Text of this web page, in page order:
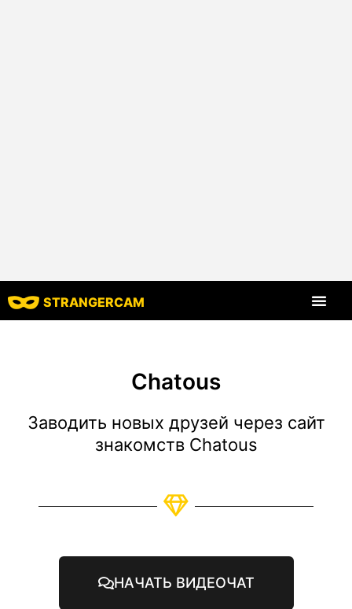
STRANGERCAM
Chatous
Заводить новых друзей через сайт
знакомств Chatous
НАЧАТЬ ВИДЕОЧАТ